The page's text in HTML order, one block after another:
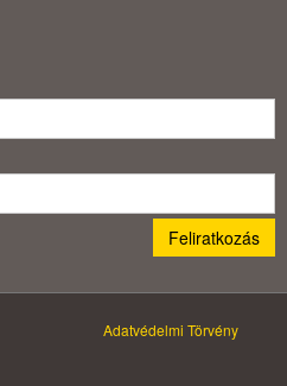
Adatvédelmi Törvény